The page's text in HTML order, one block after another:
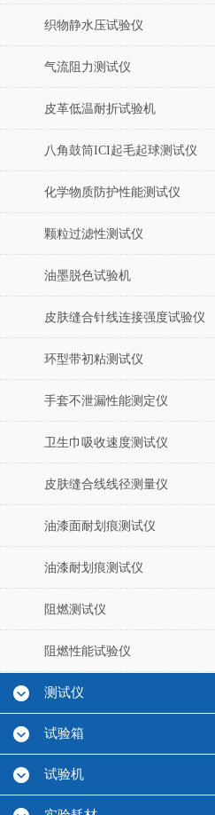
织物静水压试验仪
气流阻力测试仪
皮革低温耐折试验机
八角鼓筒ICI起毛起球测试仪
化学物质防护性能测试仪
颗粒过滤性测试仪
油墨脱色试验机
皮肤缝合针线连接强度试验仪
环型带初粘测试仪
手套不泄漏性能测定仪
卫生巾吸收速度测试仪
皮肤缝合线线径测量仪
油漆面耐划痕测试仪
油漆耐划痕测试仪
阻燃测试仪
阻燃性能试验仪
测试仪
试验箱
试验机